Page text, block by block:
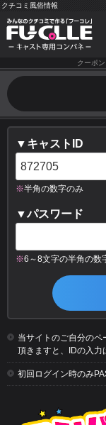
クチコミ風俗情報
クーポ
▼キャストID
※半角の数字のみ
▼パスワード
※6～8文字の半角の数
当サイトのご自分の
頂きますと、IDの入力
初回ログイン時のみ